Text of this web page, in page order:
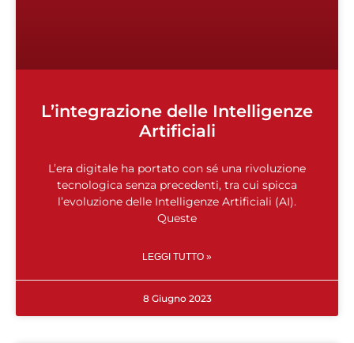
L’integrazione delle Intelligenze
Artificiali
L’era digitale ha portato con sé una rivoluzione
tecnologica senza precedenti, tra cui spicca
l’evoluzione delle Intelligenze Artificiali (AI).
Queste
LEGGI TUTTO »
8 Giugno 2023